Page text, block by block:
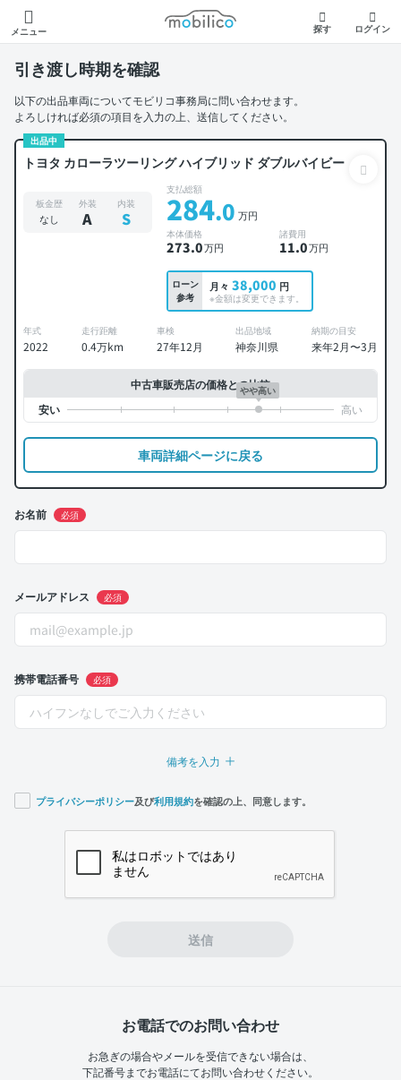
メニュー
モビリコ
探す ログイン
引き渡し時期を確認
以下の出品車両についてモビリコ事務局に問い合わせます。
よろしければ必須の項目を入力の上、送信してください。
出品中
トヨタ カローラツーリング ハイブリッド ダブルバイビー
板金歴
なし
外装
A
内装
S
支払総額
284.0 万円
本体価格
273.0万円
諸費用
11.0万円
ローン
参考
月々 38,000 円
※金額は変更できます。
年式
2022
走行距離
0.4万km
車検
27年12月
出品地域
神奈川県
納期の目安
来年2月〜3月
中古車販売店の価格との比較
やや高い
車両詳細ページに戻る
お名前 必須
メールアドレス 必須
携帯電話番号 必須
備考を入力
プライバシーポリシー及び利用規約を確認の上、同意します。
送信
お電話でのお問い合わせ
お急ぎの場合やメールを受信できない場合は、
下記番号までお電話にてお問い合わせください。